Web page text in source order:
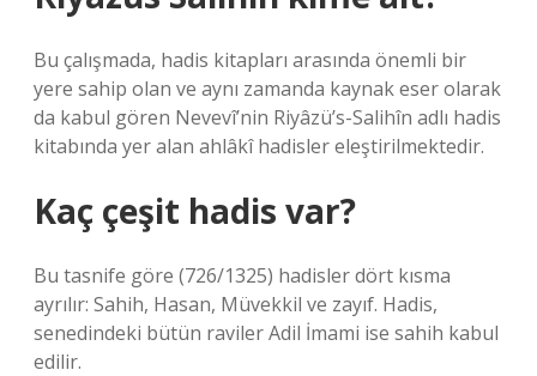
Bu çalışmada, hadis kitapları arasında önemli bir
yere sahip olan ve aynı zamanda kaynak eser olarak
da kabul gören Nevevî’nin Riyâzü’s-Salihîn adlı hadis
kitabında yer alan ahlâkî hadisler eleştirilmektedir.
Kaç çeşit hadis var?
Bu tasnife göre (726/1325) hadisler dört kısma
ayrılır: Sahih, Hasan, Müvekkil ve zayıf. Hadis,
senedindeki bütün raviler Adil İmami ise sahih kabul
edilir.